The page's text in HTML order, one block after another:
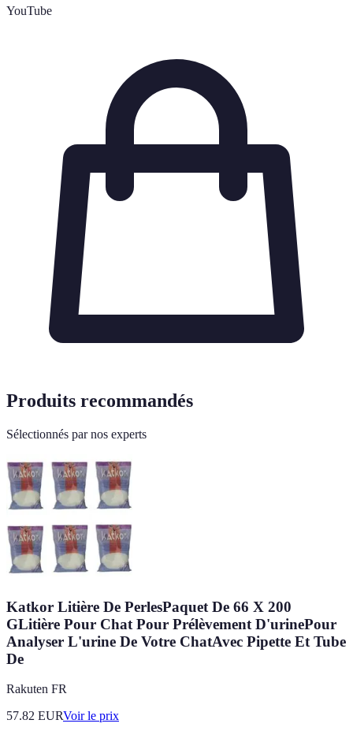
YouTube
Produits recommandés
Sélectionnés par nos experts
Katkor Litière De PerlesPaquet De 66 X 200
GLitière Pour Chat Pour Prélèvement D'urinePour
Analyser L'urine De Votre ChatAvec Pipette Et Tube
De
Rakuten FR
57.82 EURVoir le prix